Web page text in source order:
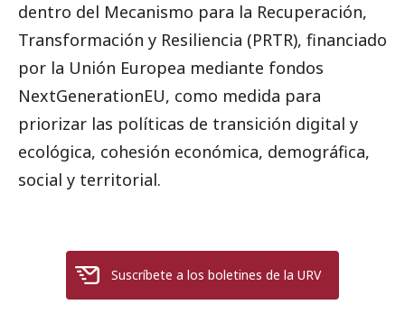
dentro del Mecanismo para la Recuperación,
Transformación y Resiliencia (PRTR), financiado
por la Unión Europea mediante fondos
NextGenerationEU, como medida para
priorizar las políticas de transición digital y
ecológica, cohesión económica, demográfica,
social y territorial.
Suscríbete a los boletines de la URV